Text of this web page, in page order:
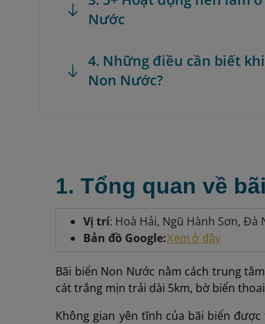
Nước
4. Những điều cần biết
Non Nước?
1. Tổng quan về
Vị trí: Hoà Hải, Ngũ Hành Sơn, Đà
Bản đồ Google:Xem ở đây
Bãi biển Non Nước nằm cách trung
cát trắng mịn trải dài 5km, bờ biển
Không gian yên tĩnh của bãi biển